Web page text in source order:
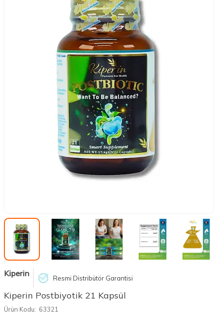
Kiperin Resmi Distribütör Garantisi
Kiperin Postbiyotik 21 Kapsül
Ürün Kodu: 63321